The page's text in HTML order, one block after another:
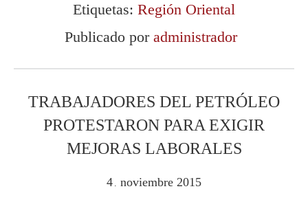
Etiquetas: Región Oriental
Publicado por administrador
TRABAJADORES DEL PETRÓLEO
PROTESTARON PARA EXIGIR
MEJORAS LABORALES
4 . noviembre 2015